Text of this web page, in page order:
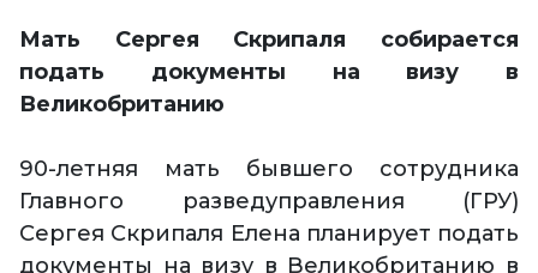
Мать Сергея Скрипаля собирается
подать документы на визу в
Великобританию
90-летняя мать бывшего сотрудника
Главного разведуправления (ГРУ)
Сергея Скрипаля Елена планирует подать
документы на визу в Великобританию в